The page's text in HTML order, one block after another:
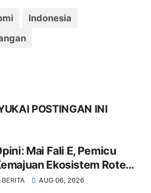
Indonesia
POSTINGAN INI
Mai Fali E, Pemicu
Ekosistem Rote
BERITA AUG 06, 2026